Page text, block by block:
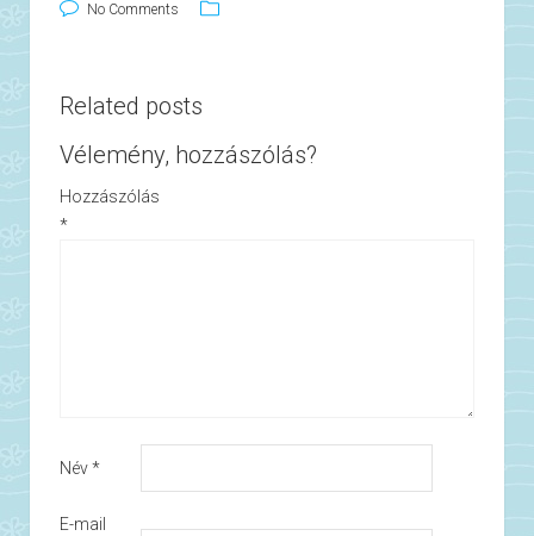
No Comments
Related posts
Vélemény, hozzászólás?
Hozzászólás
*
Név*
E-mail